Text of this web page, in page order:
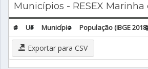
Municípios - RESEX Marinha
# UF Município População (IBGE 2018)
Exportar para CSV